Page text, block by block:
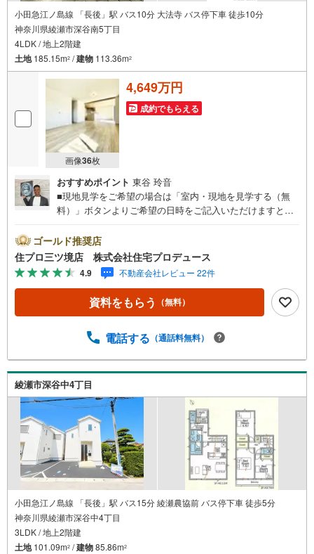
小田急江ノ島線 「長後」駅 バス10分 大法寺 バス停下車 徒歩10分
神奈川県綾瀬市深谷南5丁目
4LDK / 地上2階建
土地185.15m2 /建物 113.36m2
画像36枚
4,649万円
成約でもらえる
おすすめポイント 東谷 玲音
■現地見学をご希望の場合は「室内・現地を見学する（無
料）」ボタンよりご希望の日時をご記入いただけますとス
座間市エリアに強い！ 住プロは、大和市・綾瀬市・座間市
エリアの不動産売買専門会社です！最新物件情報や当社限
定で販売する物件情報も多数ございますので、お気軽にお
問合せ下さい！ -------------- 弊社独自の住宅ローン提案シス
テム 弊社ではファイナンシャル専門スタッフによる【丁寧
な資金アドバイス】【ファイナンシャルプラン提案書の作
【定年時の住宅ローン残高】【住宅購入者だけが加入でき
ナス】これから多くなる【教育費】住宅を買った後から始
まる【住宅ローン返済】65歳以上から必要になる【老後の
費用負担】住宅探しの【このタイミング】で不安な部分を
明確にしていきませんか？？ --------------
ゴールド推奨店
住プロ三ツ境店 株式会社住宅プロデュース
4.9 不動産会社レビュー 22件
資料をもらう （無料）
電話する （通話料無料）
綾瀬市深谷中4丁目
小田急江ノ島線 「長後」駅 バス15分 綾瀬農協前 バス停下車 徒歩5分
神奈川県綾瀬市深谷中4丁目
3LDK / 地上2階建
土地101.09m2 /建物85.86m2